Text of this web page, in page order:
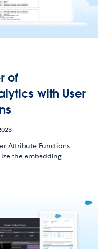
of
with User
Attribute Functions
the embedding